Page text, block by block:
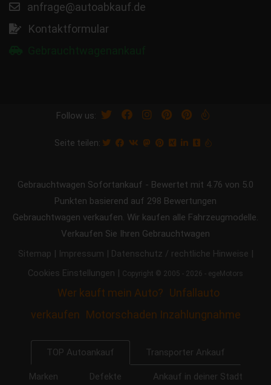
anfrage@autoabkauf.de
Kontaktformular
Follow us:
Seite teilen:
Gebrauchtwagen Sofortankauf - Bewertet mit 4.76 von 5.0
Punkten basierend auf 298 Bewertungen
Gebrauchtwagen verkaufen. Wir kaufen alle Fahrzeugmodelle.
Verkaufen Sie Ihren Gebrauchtwagen
Sitemap | Impressum | Datenschutz / rechtliche Hinweise |
Cookies Einstellungen | Copyright © 2005 - 2026 - egeMotors
Wer kauft mein Auto? Unfallauto
verkaufen
Motorschaden Inzahlungnahme
TOP Autoankauf Transporter Ankauf
Marken Defekte Ankauf in deiner Stadt